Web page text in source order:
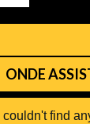
ONDE